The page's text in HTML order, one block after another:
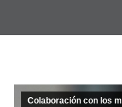
Colaboración con los